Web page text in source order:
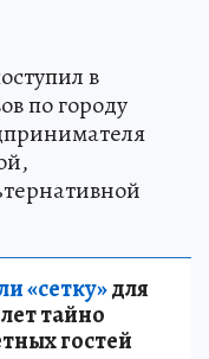
в
по городу
«сетку»для
тайно
гостей